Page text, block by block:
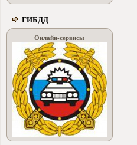
ГИБДД
Онлайн-сервисы